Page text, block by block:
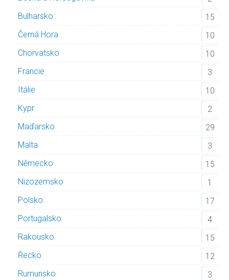
Bulharsko
15
Černá Hora
10
Chorvatsko
10
Francie
3
Itálie
10
Kypr
2
Maďarsko
29
Malta
3
Německo
15
Nizozemsko
1
Polsko
17
Portugalsko
4
Rakousko
15
Řecko
12
Rumunsko
3